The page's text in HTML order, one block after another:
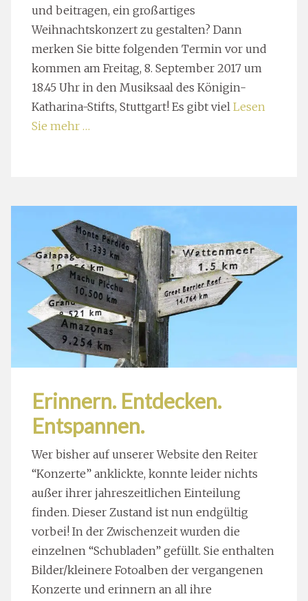
und beitragen, ein großartiges
Weihnachtskonzert zu gestalten? Dann
merken Sie bitte folgenden Termin vor und
kommen am Freitag, 8. September 2017 um
18.45 Uhr in den Musiksaal des Königin-
Katharina-Stifts, Stuttgart! Es gibt viel Lesen
Sie mehr …
Erinnern. Entdecken.
Entspannen.
Wer bisher auf unserer Website den Reiter
“Konzerte” anklickte, konnte leider nichts
außer ihrer jahreszeitlichen Einteilung
finden. Dieser Zustand ist nun endgültig
vorbei! In der Zwischenzeit wurden die
einzelnen “Schubladen” gefüllt. Sie enthalten
Bilder/kleinere Fotoalben der vergangenen
Konzerte und erinnern an all ihre